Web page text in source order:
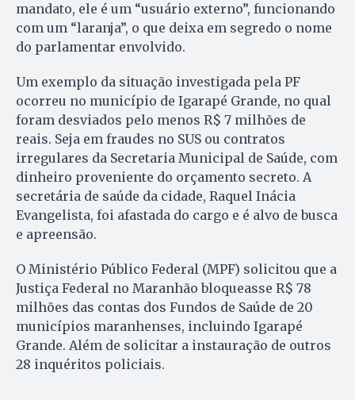
mandato, ele é um “usuário externo”, funcionando
com um “laranja”, o que deixa em segredo o nome
do parlamentar envolvido.
Um exemplo da situação investigada pela PF
ocorreu no município de Igarapé Grande, no qual
foram desviados pelo menos R$ 7 milhões de
reais. Seja em fraudes no SUS ou contratos
irregulares da Secretaria Municipal de Saúde, com
dinheiro proveniente do orçamento secreto. A
secretária de saúde da cidade, Raquel Inácia
Evangelista, foi afastada do cargo e é alvo de busca
e apreensão.
O Ministério Público Federal (MPF) solicitou que a
Justiça Federal no Maranhão bloqueasse R$ 78
milhões das contas dos Fundos de Saúde de 20
municípios maranhenses, incluindo Igarapé
Grande. Além de solicitar a instauração de outros
28 inquéritos policiais.